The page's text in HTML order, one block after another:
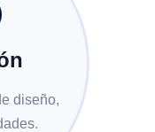
diseño,